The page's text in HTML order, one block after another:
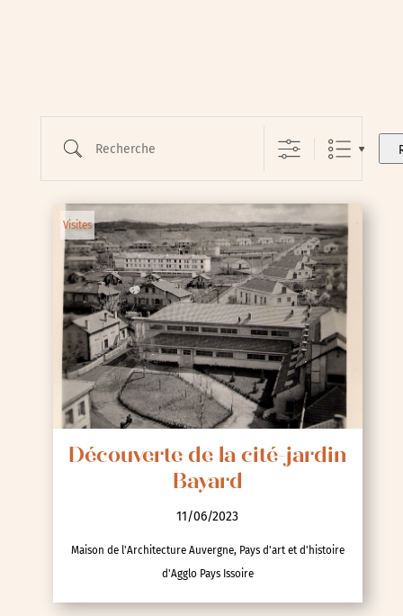
Visites
Découverte de la cité-jardin
Bayard
11/06/2023
Maison de l'Architecture Auvergne, Pays d'art et d'histoire
d'Agglo Pays Issoire